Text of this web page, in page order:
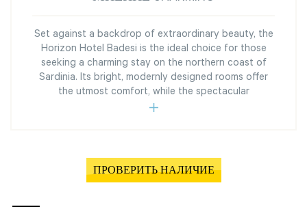
Set against a backdrop of extraordinary beauty, the
Horizon Hotel Badesi is the ideal choice for those
seeking a charming stay on the northern coast of
Sardinia. Its bright, modernly designed rooms offer
the utmost comfort, while the spectacular
ПРОВЕРИТЬ НАЛИЧИЕ